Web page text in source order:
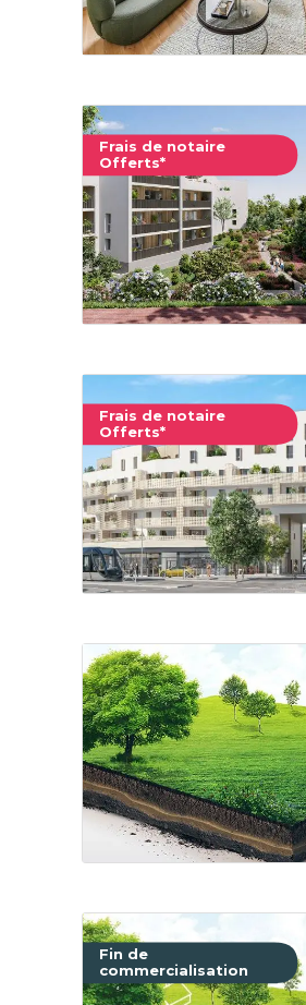
Frais de notaire
Offerts*
Frais de notaire
Offerts*
Fin de
commercialisation